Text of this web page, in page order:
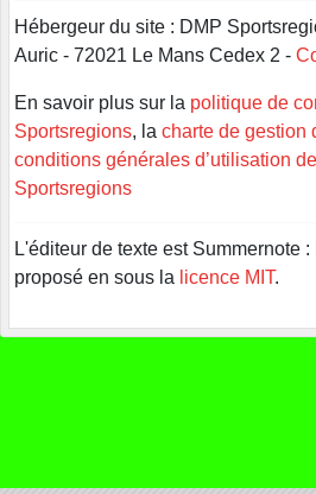
Hébergeur du site : DMP
Auric - 72021 Le Mans Cedex 2 -
En savoir plus sur la politique de
Sportsregions, la charte de gestion
conditions générales d’utilisation
Sportsregions
L'éditeur de texte est Summernote :
proposé en sous la licence MIT.